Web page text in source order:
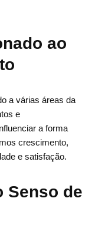
ao
a várias áreas da
e
a forma
crescimento,
e satisfação.
Senso de